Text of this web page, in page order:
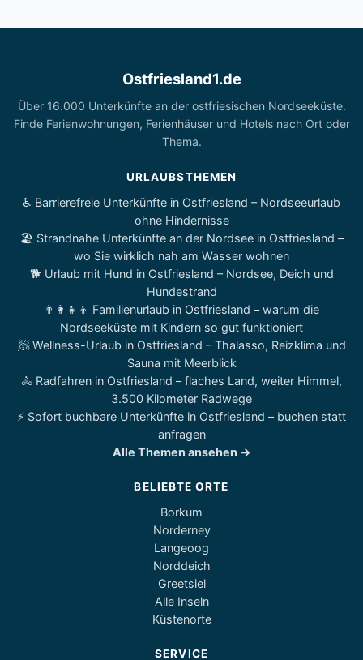
Ostfriesland1.de
Über 16.000 Unterkünfte an der ostfriesischen Nordseeküste.
Finde Ferienwohnungen, Ferienhäuser und Hotels nach Ort oder
Thema.
URLAUBSTHEMEN
♿ Barrierefreie Unterkünfte in Ostfriesland – Nordseeurlaub
ohne Hindernisse
🏖️ Strandnahe Unterkünfte an der Nordsee in Ostfriesland –
wo Sie wirklich nah am Wasser wohnen
🐕 Urlaub mit Hund in Ostfriesland – Nordsee, Deich und
Hundestrand
👨‍👩‍👧‍👦 Familienurlaub in Ostfriesland – warum die
Nordseeküste mit Kindern so gut funktioniert
🧖 Wellness-Urlaub in Ostfriesland – Thalasso, Reizklima und
Sauna mit Meerblick
🚴 Radfahren in Ostfriesland – flaches Land, weiter Himmel,
3.500 Kilometer Radwege
⚡ Sofort buchbare Unterkünfte in Ostfriesland – buchen statt
anfragen
Alle Themen ansehen →
BELIEBTE ORTE
Borkum
Norderney
Langeoog
Norddeich
Greetsiel
Alle Inseln
Küstenorte
SERVICE